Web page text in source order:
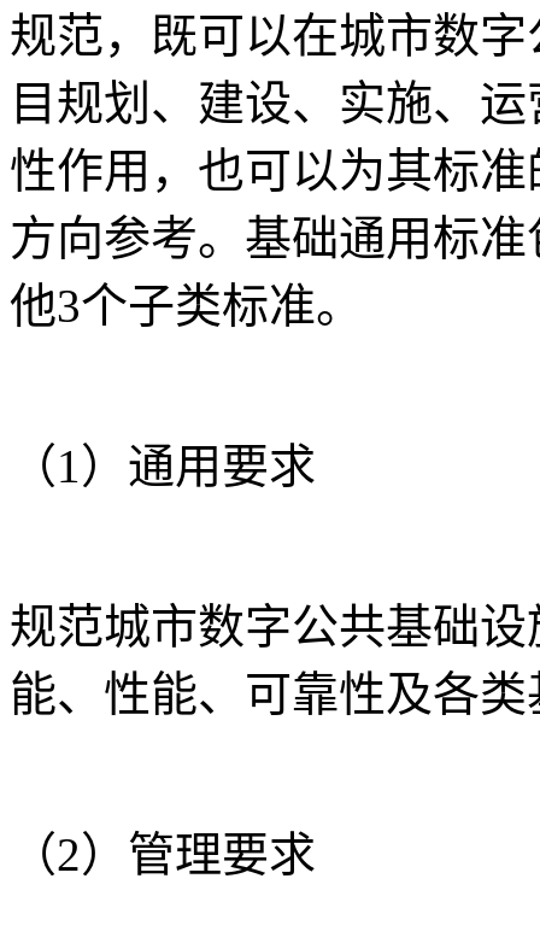
规范，既可以在城市数
目规划、建设、实施、
性作用，也可以为其标
方向参考。基础通用标
他3个子类标准。
（1）通用要求
规范城市数字公共基础
能、性能、可靠性及各
（2）管理要求